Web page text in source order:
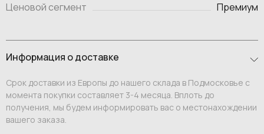
Ценовой сегмент Премиум
Информация о доставке
Срок доставки из Европы до нашего склада в Подмосковье с
момента покупки составляет 3-4 месяца. Вплоть до
получения, мы будем информировать вас о местонахождении
вашего заказа.